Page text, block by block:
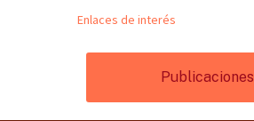
Enlaces de interés
Publicaciones